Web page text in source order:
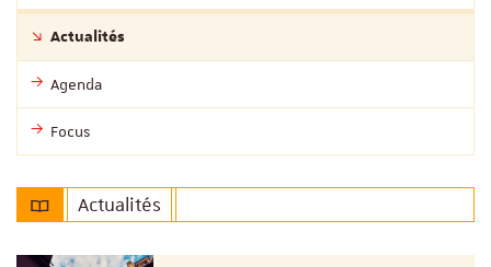
Actualités
Agenda
Focus
Actualités